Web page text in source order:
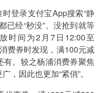
登录支付宝App搜索“静
已经“秒没”。没抢到就等
时间为2月7日12:00至
费券时发现，满100元减
。较之杨浦消费券聚焦
，因此也更加“紧俏”。